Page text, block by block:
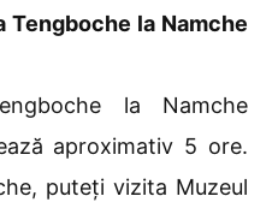
Tengboche la Namche
la Namche
aproximativ 5 ore.
puteți vizita Muzeul